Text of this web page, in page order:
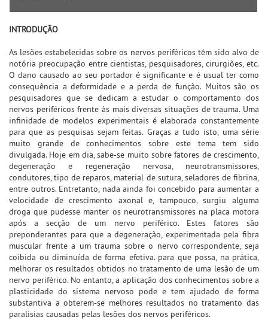
INTRODUÇÃO
As lesões estabelecidas sobre os nervos periféricos têm sido alvo de
notória preocupação entre cientistas, pesquisadores, cirurgiões, etc.
O dano causado ao seu portador é significante e é usual ter como
consequência a deformidade e a perda de função. Muitos são os
pesquisadores que se dedicam a estudar o comportamento dos
nervos periféricos frente às mais diversas situações de trauma. Uma
infinidade de modelos experimentais é elaborada constantemente
para que as pesquisas sejam feitas. Graças a tudo isto, uma série
muito grande de conhecimentos sobre este tema tem sido
divulgada. Hoje em dia, sabe-se muito sobre fatores de crescimento,
degeneração e regeneração nervosa, neurotransmissores,
condutores, tipo de reparos, material de sutura, seladores de fibrina,
entre outros. Entretanto, nada ainda foi concebido para aumentar a
velocidade de crescimento axonal e, tampouco, surgiu alguma
droga que pudesse manter os neurotransmissores na placa motora
após a secção de um nervo periférico. Estes fatores são
preponderantes para que a degeneração, experimentada pela fibra
muscular frente a um trauma sobre o nervo correspondente, seja
coibida ou diminuída de forma efetiva. para que possa, na prática,
melhorar os resultados obtidos no tratamento de uma lesão de um
nervo periférico. No entanto, a aplicação dos conhecimentos sobre a
plasticidade do sistema nervoso pode e tem ajudado de forma
substantiva a obterem-se melhores resultados no tratamento das
paralisias causadas pelas lesões dos nervos periféricos.